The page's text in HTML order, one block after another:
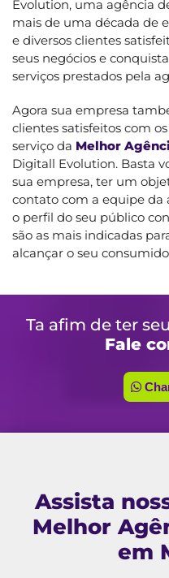
Evolution, uma agência
mais de uma década de
e diversos clientes
seus negócios e
serviços prestados pela
Agora sua empresa
clientes satisfeitos com
serviço da Melhor
Digitall Evolution. Basta
sua empresa, ter um
contato com a equipe
o perfil do seu público
são as mais indicadas
alcançar o seu
Ta afim de ter
Fale
Assista
Melhor
em